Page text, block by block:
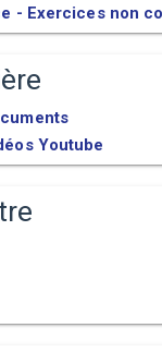
- Exercices non
Youtube